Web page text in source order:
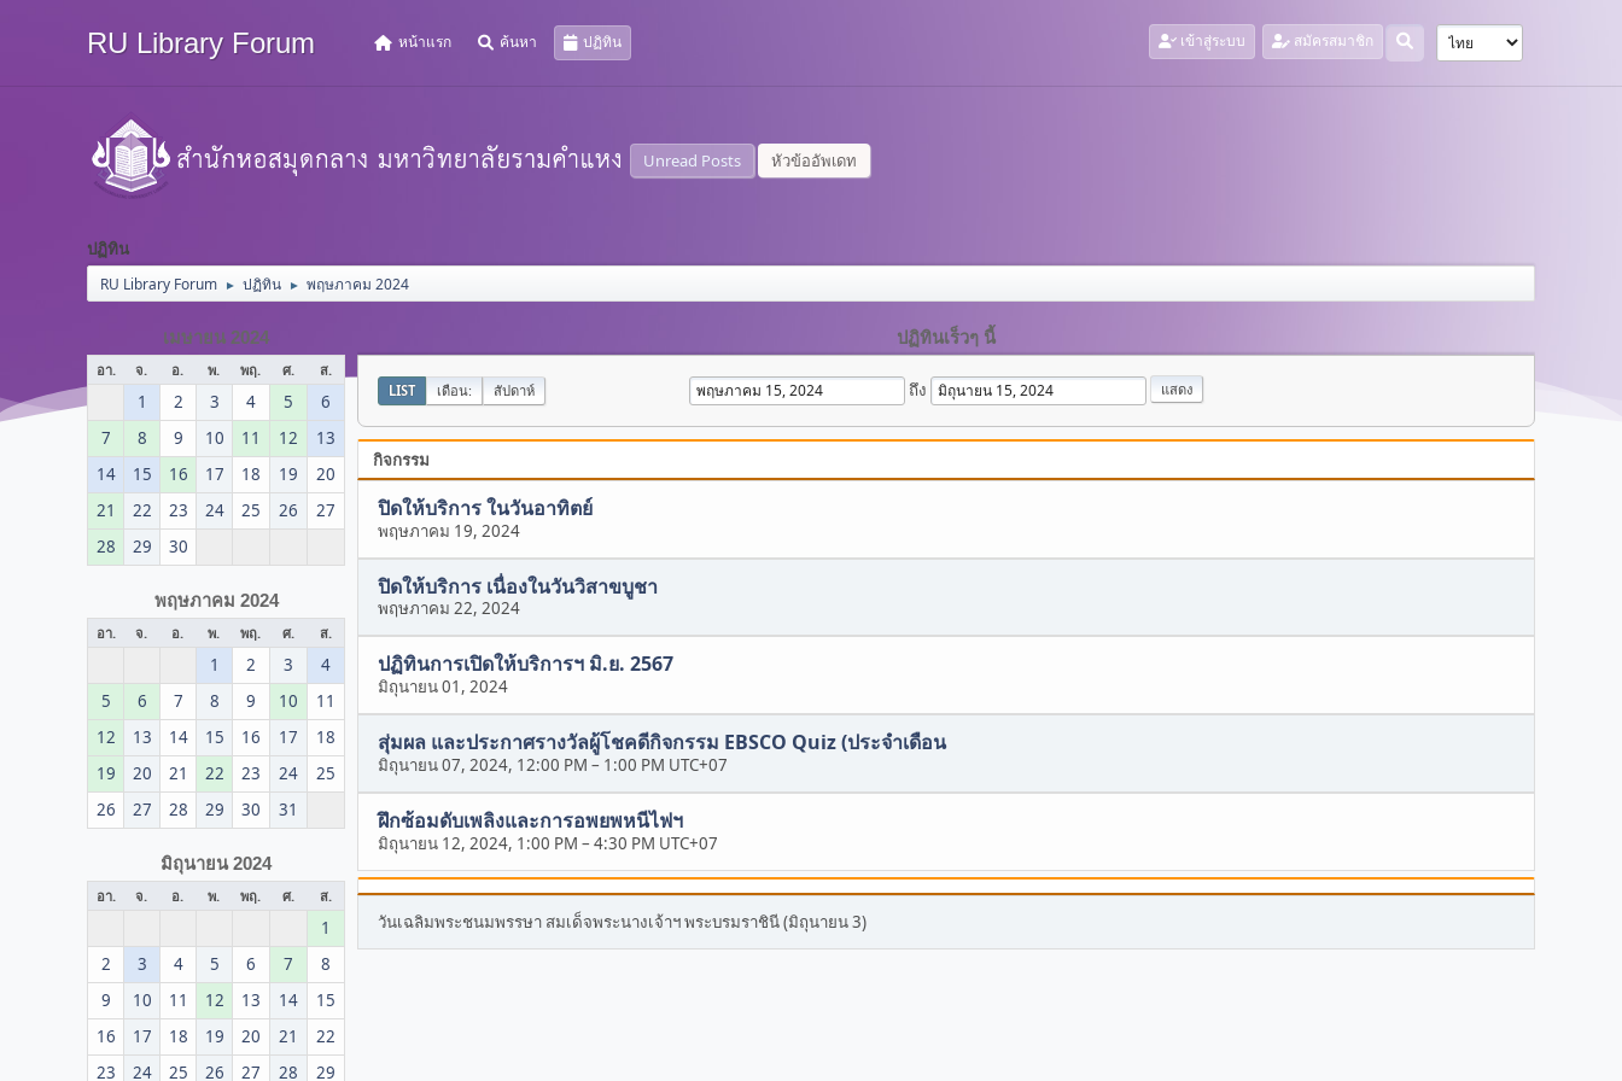
RU Library Forum หน้าแรก ค้นหา ปฏิทิน เข้าสู่ระบบ สมัครสมาชิก
Unread Posts หัวข้ออัพเดท
ปฏิทิน
RU Library Forum ► ปฏิทิน ► พฤษภาคม 2024
เมษายน 2024
อา. จ. อ. พ. พฤ. ศ. ส.
1 2 3 4 5
6
7
8 9 10 11 12
13
14
15 16 17 18 19
20
21
22 23 24 25 26
27
28
29 30
พฤษภาคม 2024
อา. จ. อ. พ. พฤ. ศ. ส.
1 2 3
4
5
6 7 8 9 10
11
12
13 14 15 16 17
18
19
20 21 22 23 24
25
26
27 28 29 30 31
มิถุนายน 2024
อา. จ. อ. พ. พฤ. ศ. ส.
1
2
3 4 5 6 7
8
9
10 11 12 13 14
15
16
17 18 19 20 21
22
23
24 25 26 27 28 29
ปฏิทินเร็วๆ นี้
LIST เดือน: สัปดาห์ ถึง
กิจกรรม
ปิดให้บริการ ในวันอาทิตย์
พฤษภาคม 19, 2024
ปิดให้บริการ เนื่องในวันวิสาขบูชา
พฤษภาคม 22, 2024
ปฏิทินการเปิดให้บริการฯ มิ.ย. 2567
มิถุนายน 01, 2024
สุ่มผล และประกาศรางวัลผู้โชคดีกิจกรรม EBSCO Quiz (ประจำเดือน
มิถุนายน 07, 2024, 12:00 PM – 1:00 PM UTC+07
ฝึกซ้อมดับเพลิงและการอพยพหนีไฟฯ
มิถุนายน 12, 2024, 1:00 PM – 4:30 PM UTC+07
วันเฉลิมพระชนมพรรษา สมเด็จพระนางเจ้าฯ พระบรมราชินี (มิถุนายน 3)